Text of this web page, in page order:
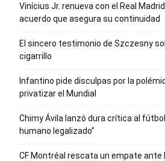
Vinícius Jr. renueva con el Real
acuerdo que asegura su continuidad
El sincero testimonio de Szczesny
cigarrillo
Infantino pide disculpas por la
privatizar el Mundial
Chimy Ávila lanzó dura crítica al
humano legalizado”
CF Montréal rescata un empate ante